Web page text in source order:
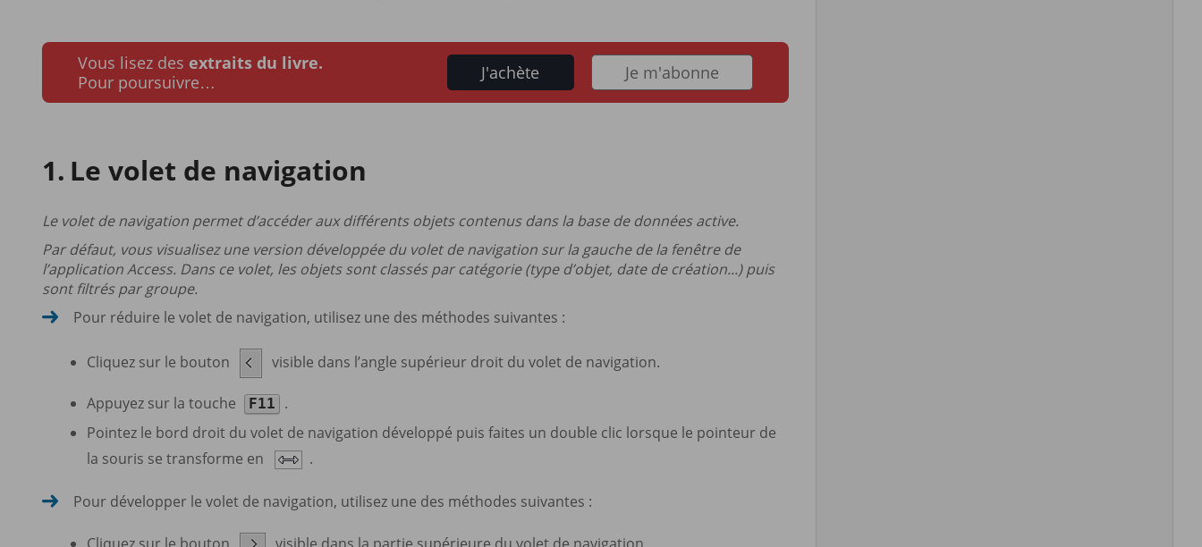
Vous lisez des extraits du livre.
Pour poursuivre…
J'achète Je m'abonne
Le volet de navigation
Le volet de navigation permet d’accéder aux différents objets contenus dans la base de données active.
Par défaut, vous visualisez une version développée du volet de navigation sur la gauche de la fenêtre de
l’application Access. Dans ce volet, les objets sont classés par catégorie (type d’objet, date de création...) puis
sont filtrés par groupe.
Pour réduire le volet de navigation, utilisez une des méthodes suivantes :
Cliquez sur le bouton visible dans l’angle supérieur droit du volet de navigation.
Appuyez sur la touche F11
.
Pointez le bord droit du volet de navigation développé puis faites un double clic lorsque le pointeur de
la souris se transforme en
.
Pour développer le volet de navigation, utilisez une des méthodes suivantes :